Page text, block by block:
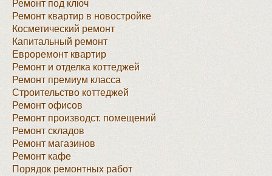
Ремонт под ключ
Ремонт квартир в новостройке
Косметический ремонт
Капитальный ремонт
Евроремонт квартир
Ремонт и отделка коттеджей
Ремонт премиум класса
Строительство коттеджей
Ремонт офисов
Ремонт производст. помещений
Ремонт складов
Ремонт магазинов
Ремонт кафе
Порядок ремонтных работ